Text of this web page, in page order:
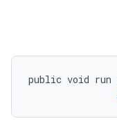
public void run